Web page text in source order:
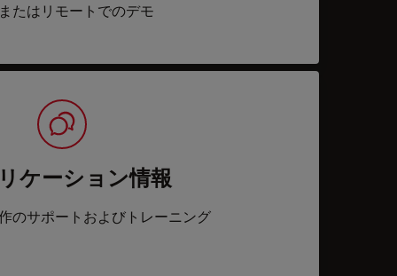
たはリモートでのデモ
ケーション情報
のサポートおよびトレーニング